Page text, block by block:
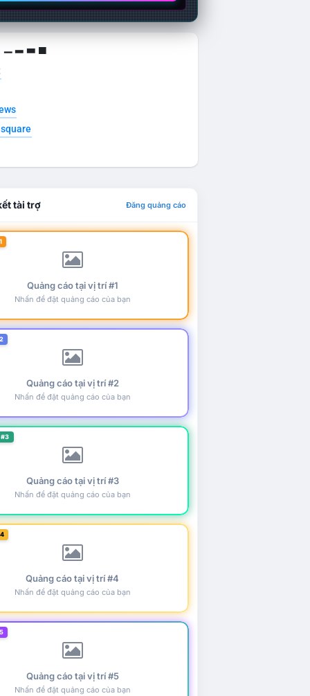
▁ ▂ ▃ ▄
tài trợ Đăng quảng cáo
Quảng cáo tại vị trí #1
Nhấn để đặt quảng cáo của bạn
Quảng cáo tại vị trí #2
Nhấn để đặt quảng cáo của bạn
Quảng cáo tại vị trí #3
Nhấn để đặt quảng cáo của bạn
Quảng cáo tại vị trí #4
Nhấn để đặt quảng cáo của bạn
Quảng cáo tại vị trí #5
Nhấn để đặt quảng cáo của bạn